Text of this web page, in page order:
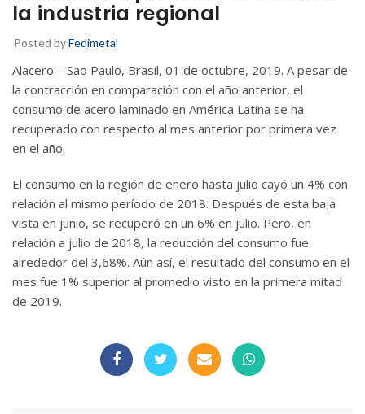
la industria regional
Posted byFedimetal
Alacero – Sao Paulo, Brasil, 01 de octubre, 2019. A pesar de
la contracción en comparación con el año anterior, el
consumo de acero laminado en América Latina se ha
recuperado con respecto al mes anterior por primera vez
en el año.
El consumo en la región de enero hasta julio cayó un 4% con
relación al mismo período de 2018. Después de esta baja
vista en junio, se recuperó en un 6% en julio. Pero, en
relación a julio de 2018, la reducción del consumo fue
alrededor del 3,68%. Aún así, el resultado del consumo en el
mes fue 1% superior al promedio visto en la primera mitad
de 2019.